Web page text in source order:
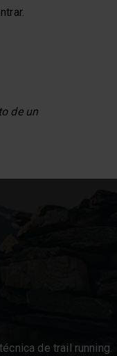
de un
de trail running.